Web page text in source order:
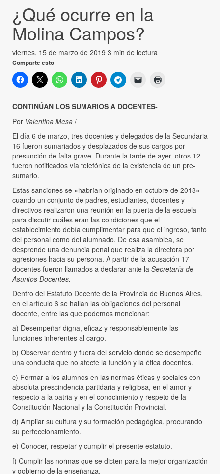
¿Qué ocurre en la
Molina Campos?
viernes, 15 de marzo de 2019 3 min de lectura
Comparte esto:
CONTINÚAN LOS SUMARIOS A DOCENTES-
Por Valentina Mesa /
El día 6 de marzo, tres docentes y delegados de la Secundaria
16 fueron sumariados y desplazados de sus cargos por
presunción de falta grave. Durante la tarde de ayer, otros 12
fueron notificados vía telefónica de la existencia de un pre-
sumario.
Estas sanciones se «habrían originado en octubre de 2018»
cuando un conjunto de padres, estudiantes, docentes y
directivos realizaron una reunión en la puerta de la escuela
para discutir cuáles eran las condiciones que el
establecimiento debía cumplimentar para que el ingreso, tanto
del personal como del alumnado. De esa asamblea, se
desprende una denuncia penal que realiza la directora por
agresiones hacia su persona. A partir de la acusación 17
docentes fueron llamados a declarar ante la Secretaría de
Asuntos Docentes.
Dentro del Estatuto Docente de la Provincia de Buenos Aires,
en el artículo 6 se hallan las obligaciones del personal
docente, entre las que podemos mencionar:
a) Desempeñar digna, eficaz y responsablemente las
funciones inherentes al cargo.
b) Observar dentro y fuera del servicio donde se desempeñe
una conducta que no afecte la función y la ética docentes.
c) Formar a los alumnos en las normas éticas y sociales con
absoluta prescindencia partidaria y religiosa, en el amor y
respecto a la patria y en el conocimiento y respeto de la
Constitución Nacional y la Constitución Provincial.
d) Ampliar su cultura y su formación pedagógica, procurando
su perfeccionamiento.
e) Conocer, respetar y cumplir el presente estatuto.
f) Cumplir las normas que se dicten para la mejor organización
y gobierno de la enseñanza.